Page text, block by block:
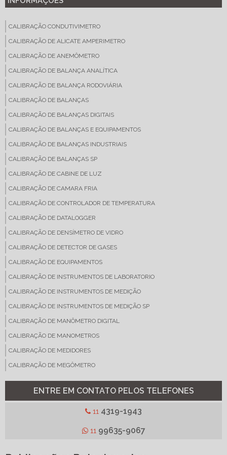
CALIBRAÇÃO CONDUTIVIMETRO
CALIBRAÇÃO DE ALICATE AMPERIMETRO
CALIBRAÇÃO DE ANEMÔMETRO
CALIBRAÇÃO DE BALANÇA ANALÍTICA
CALIBRAÇÃO DE BALANÇA RODOVIÁRIA
CALIBRAÇÃO DE BALANÇAS
CALIBRAÇÃO DE BALANÇAS DIGITAIS
CALIBRAÇÃO DE BALANÇAS E EQUIPAMENTOS
CALIBRAÇÃO DE BALANÇAS INDUSTRIAIS
CALIBRAÇÃO DE BALANÇAS SP
CALIBRAÇÃO DE CABINE DE LUZ
CALIBRAÇÃO DE CAMARA FRIA
CALIBRAÇÃO DE CONTROLADOR DE TEMPERATURA
CALIBRAÇÃO DE DATALOGGER
CALIBRAÇÃO DE DENSÍMETRO DE VIDRO
CALIBRAÇÃO DE DETECTOR DE GASES
CALIBRAÇÃO DE EQUIPAMENTOS
CALIBRAÇÃO DE INSTRUMENTOS DE LABORATORIO
CALIBRAÇÃO DE INSTRUMENTOS DE MEDIÇÃO
CALIBRAÇÃO DE INSTRUMENTOS DE MEDIÇÃO SP
CALIBRAÇÃO DE MANÔMETRO DIGITAL
CALIBRAÇÃO DE MANOMETROS
CALIBRAÇÃO DE MEDIDORES
CALIBRAÇÃO DE MEGÔMETRO
CALIBRAÇÃO DE MICROPIPETA
CALIBRAÇÃO DE MULTIMETRO DIGITAL
CALIBRAÇÃO DE PHMETRO
CALIBRAÇÃO DE TERMOMETRO
ENTRE EM CONTATO PELOS TELEFONES
11 4319-1943
11 99635-9067